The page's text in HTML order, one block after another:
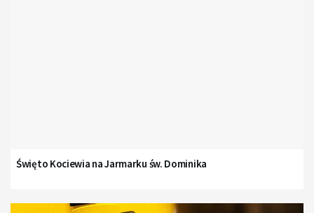
Święto Kociewia na Jarmarku św. Dominika